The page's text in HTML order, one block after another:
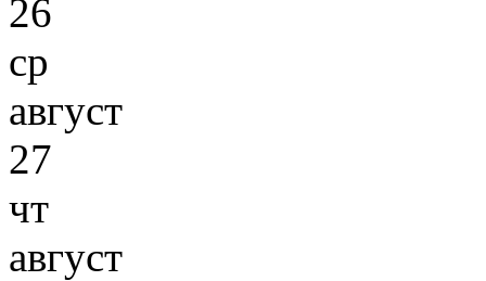
26
ср
август
27
чт
август